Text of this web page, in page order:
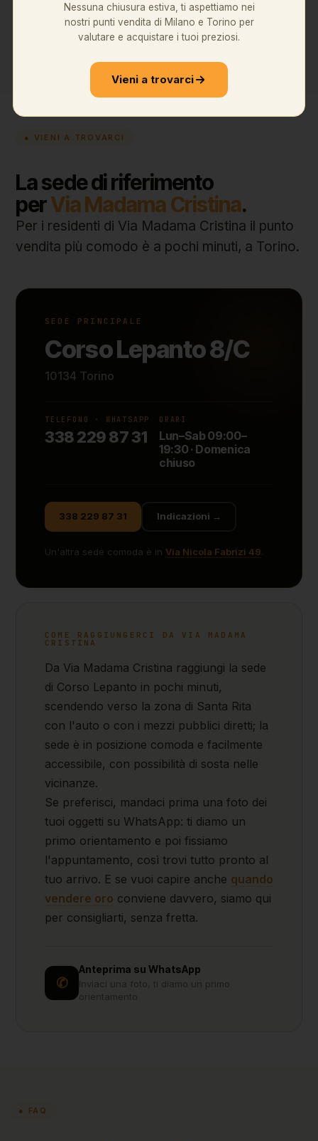
preziosi. Che tu abbia unlingotto d'oroo un
orologio importante, sai a chi rivolgerti.
● VIENI A TROVARCI
La sede di riferimento
perVia Madama Cristina.
Per i residenti di Via Madama Cristina il punto
vendita più comodo è a pochi minuti, a Torino.
SEDE PRINCIPALE
Corso Lepanto 8/C
10134 Torino
TELEFONO · WHATSAPP
338 229 87 31
ORARI
Lun–Sab 09:00–
19:30 · Domenica
chiuso
338 229 87 31 Indicazioni →
Un'altra sede comoda è in Via Nicola Fabrizi 49
COME RAGGIUNGERCI DA VIA MADAMA
CRISTINA
Da Via Madama Cristina raggiungi la sede
di Corso Lepanto in pochi minuti,
scendendo verso la zona di Santa Rita
con l'auto o con i mezzi pubblici diretti; la
sede è in posizione comoda e facilmente
accessibile, con possibilità di sosta nelle
vicinanze.
Se preferisci, mandaci prima una foto dei
tuoi oggetti su WhatsApp: ti diamo un
primo orientamento e poi fissiamo
l'appuntamento, così trovi tutto pronto al
tuo arrivo. E se vuoi capire anche quando
vendere oro conviene davvero, siamo qui
per consigliarti, senza fretta.
✆
Anteprima su WhatsApp
Inviaci una foto, ti diamo un primo
orientamento
● FAQ
Nessuna chiusura estiva, ti aspettiamo nei
nostri punti vendita di Milano e Torino per
valutare e acquistare i tuoi preziosi.
Vieni a trovarci